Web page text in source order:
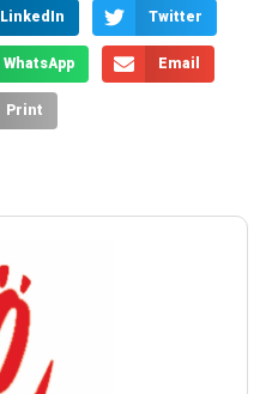
LinkedIn Twitter
WhatsApp Email
Print